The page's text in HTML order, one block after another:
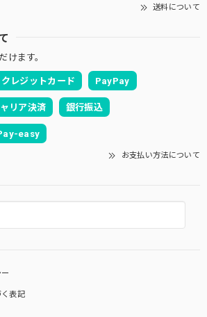
送料について
けます。
クレジットカード PayPay
リア決済 銀行振込
easy
お支払い方法について
表記